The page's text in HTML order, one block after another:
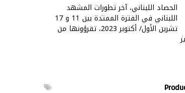
الحصاد اللبناني، آخر تطورات المشهد
اللبناني في الفترة الممتدة بين 11 و 17
تشرين الأول/ أكتوبر 2023، تقرؤونها من